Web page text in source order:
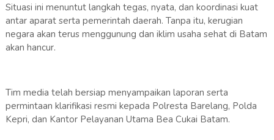
Situasi ini menuntut langkah tegas, nyata, dan koordinasi kuat
antar aparat serta pemerintah daerah. Tanpa itu, kerugian
negara akan terus menggunung dan iklim usaha sehat di Batam
akan hancur.
Tim media telah bersiap menyampaikan laporan serta
permintaan klarifikasi resmi kepada Polresta Barelang, Polda
Kepri, dan Kantor Pelayanan Utama Bea Cukai Batam.